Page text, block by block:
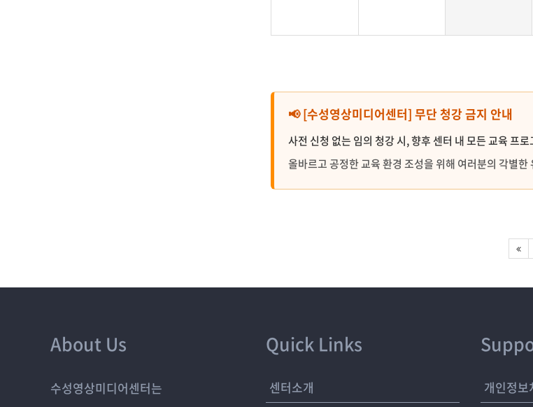
📢 [수성영상미디어센터] 무단 청강 금지 안내
사전 신청 없는 임의 청강 시, 향후 센터 내 모든 교육 프
올바르고 공정한 교육 환경 조성을 위해 여러분의 각별
About Us
수성영상미디어센터는
Quick Links
센터소개 개인정보